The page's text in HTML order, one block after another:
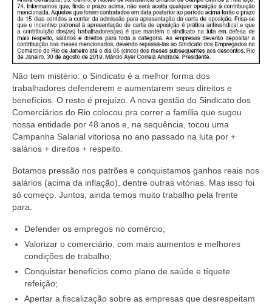
Jurídico
Declarações
Saúde
Aplicativo Comerciários RJ
Acordo de Feriado para Empresas
CIPA
BENEFÍCIOS
Sede social
Refeitórios
Convênios
Dependentes
Não tem mistério: o Sindicato é a melhor forma dos
trabalhadores defenderem e aumentarem seus direitos e
benefícios. O resto é prejuízo. A nova gestão do Sindicato dos
Comerciários do Rio colocou pra correr a família que sugou
nossa entidade por 48 anos e, na sequência, tocou uma
Campanha Salarial vitoriosa no ano passado na luta por +
salários + direitos + respeito.
Botamos pressão nos patrões e conquistamos ganhos reais nos
salários (acima da inflação), dentre outras vitórias. Mas isso foi
só começo. Juntos, ainda temos muito trabalho pela frente
para:
Defender os empregos no comércio;
Valorizar o comerciário, com mais aumentos e melhores
condições de trabalho;
Conquistar benefícios como plano de saúde e tíquete
refeição;
Apertar a fiscalização sobre as empresas que desrespeitam